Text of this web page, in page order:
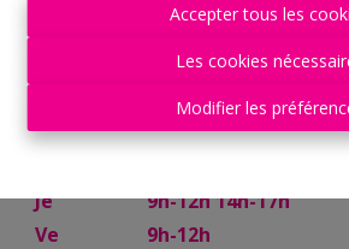
Accepter tous les
Les cookies
Modifier les
14h-17h
Ma
9h-12h 14h-17h
Je
9h-12h 14h-17h
Ve
9h-12h